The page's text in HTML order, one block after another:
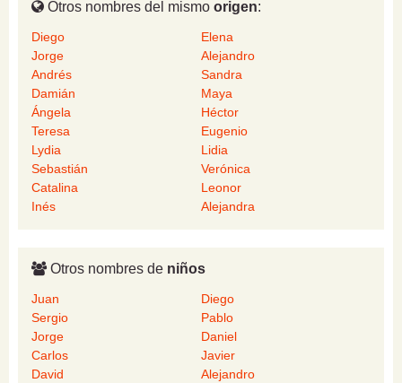
Otros nombres del mismo origen:
Diego
Elena
Jorge
Alejandro
Andrés
Sandra
Damián
Maya
Ángela
Héctor
Teresa
Eugenio
Lydia
Lidia
Sebastián
Verónica
Catalina
Leonor
Inés
Alejandra
Otros nombres de niños
Juan
Diego
Sergio
Pablo
Jorge
Daniel
Carlos
Javier
David
Alejandro